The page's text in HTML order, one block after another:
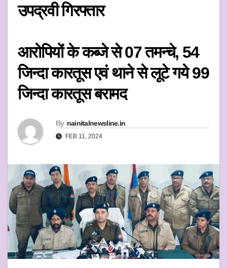
उपद्रवी गिरफ्तार
आरोपियों के कब्जे से 07 तमन्चे, 54
जिन्दा कारतूस एवं थाने से लूटे गये 99
जिन्दा कारतूस बरामद
By nainitalnewsline.in
FEB 11, 2024